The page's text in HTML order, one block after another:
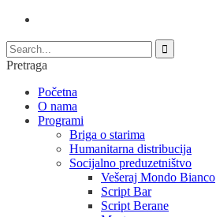
Pretraga
Početna
O nama
Programi
Briga o starima
Humanitarna distribucija
Socijalno preduzetništvo
Vešeraj Mondo Bianco
Script Bar
Script Berane